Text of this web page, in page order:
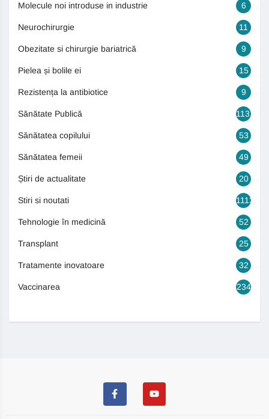
Molecule noi introduse in industrie 6
Neurochirurgie 11
Obezitate si chirurgie bariatrică 9
Pielea și bolile ei 15
Rezistența la antibiotice 9
Sănătate Publică 1131
Sănătatea copilului 53
Sănătatea femeii 49
Știri de actualitate 20
Stiri si noutati 1113
Tehnologie în medicină 52
Transplant 25
Tratamente inovatoare 32
Vaccinarea 234